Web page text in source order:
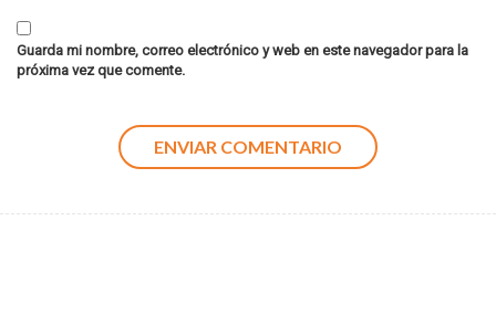
Guarda mi nombre, correo electrónico y web en este navegador para la
próxima vez que comente.